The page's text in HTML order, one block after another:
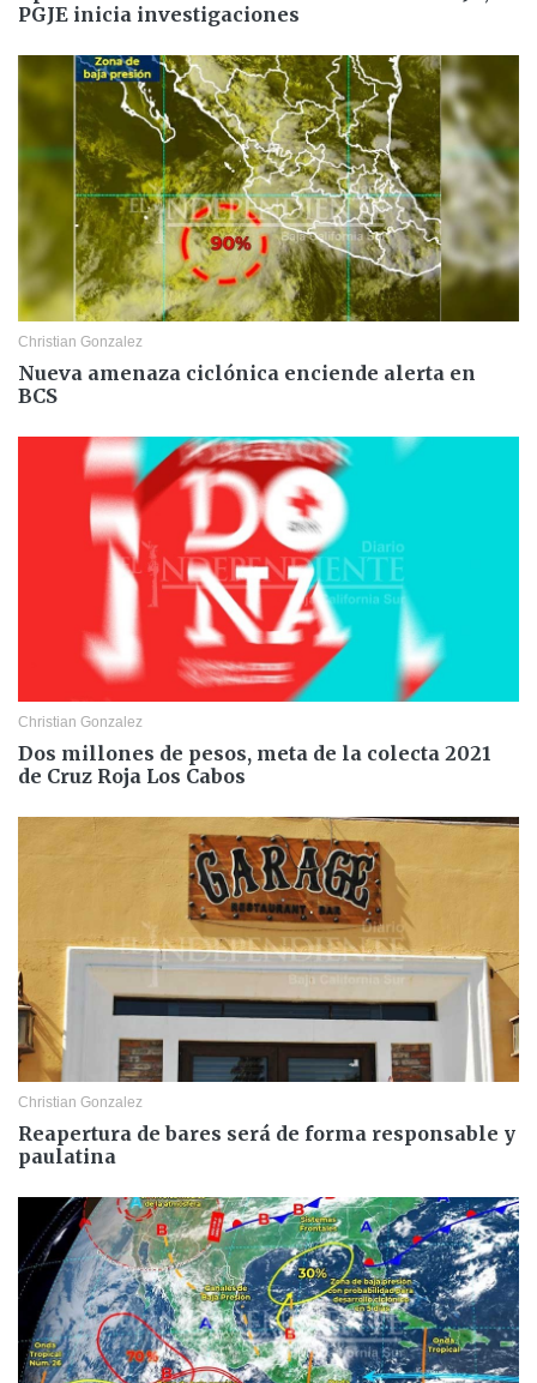
PGJE inicia investigaciones
Christian Gonzalez
Nueva amenaza ciclónica enciende alerta en
BCS
Christian Gonzalez
Dos millones de pesos, meta de la colecta 2021
de Cruz Roja Los Cabos
Christian Gonzalez
Reapertura de bares será de forma responsable y
paulatina